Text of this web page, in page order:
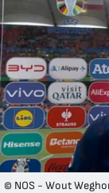
© NOS - Wout